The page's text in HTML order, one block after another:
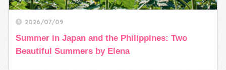
2026/07/09
Summer in Japan and the Philippines: Two
Beautiful Summers by Elena